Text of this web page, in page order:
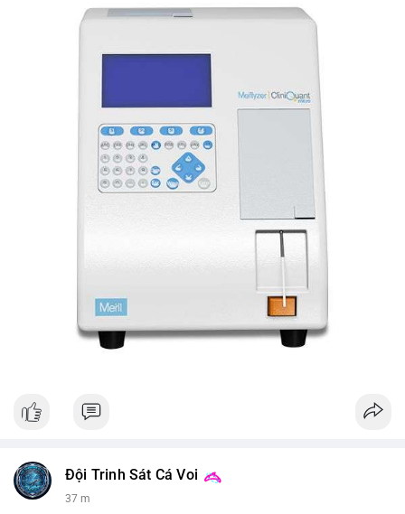
Đội Trinh Sát Cá Voi
37 m